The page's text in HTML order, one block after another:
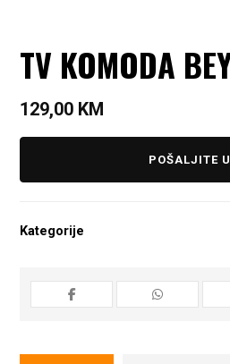
TV KOMODA
129,00 KM
POŠALJITE
Kategorije